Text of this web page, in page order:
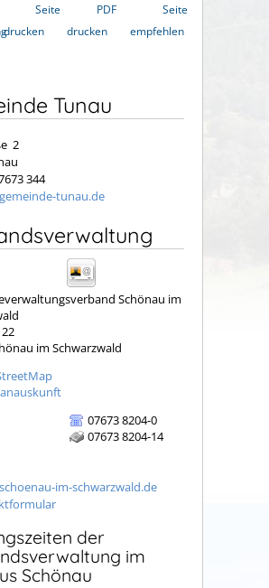
Seite
drucken
PDF
drucken
Seite
empfehlen
Tunau
2
344
tunau.de
Schönau im
im Schwarzwald
07673 8204-0
07673 8204-14
im-schwarzwald.de
der
im
Schönau